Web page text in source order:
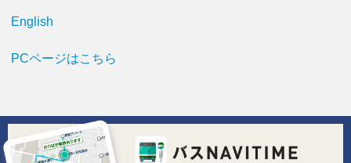
English
PCページはこちら